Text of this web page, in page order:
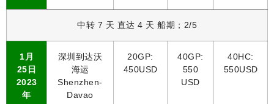
中转 7 天 直达 4 天 船期；2/5
1月
25日
2023
年
深圳到达沃
海运
Shenzhen-
Davao
20GP:
450USD
40GP:
550
USD
40HC:
550USD